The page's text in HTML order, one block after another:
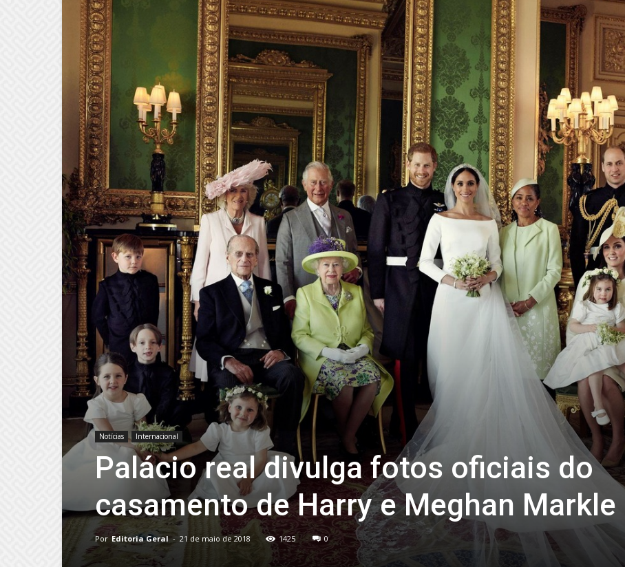
Notícias Internacional
Palácio real divulga fotos oficiais do
casamento de Harry e Meghan Markle
Por Editoria Geral - 21 de maio de 2018 1425 0